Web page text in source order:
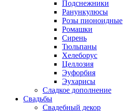
Подснежники
Ранункулюсы
Розы пионоидные
Ромашки
Сирень
Тюльпаны
Хелеборус
Целлозия
Эуфорбия
Эухарисы
Сладкое дополнение
Свадьбы
Свадебный декор